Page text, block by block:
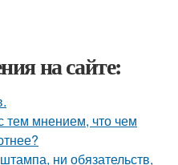
на сайте:
тем мнением, что чем
ни обязательств,